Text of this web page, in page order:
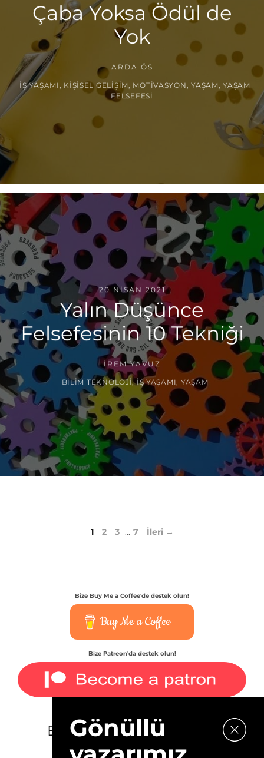
Çaba Yoksa Ödül de
Yok
ARDA ÖS
İŞ YAŞAMI KIŞISEL GELIŞIM MOTIVASYON ,YAŞAM ,YAŞAM
FELSEFESI
20 NISAN 2021
Yalın Düşünce
Felsefesinin 10 Tekniği
İREM YAVUZ
BILIM TEKNOLOJI,İŞ YAŞAMI YAŞAM
1 2 3 ... 7 İleri →
Bize Buy Me a Coffee'de destek olun!
Buy Me a Coffee
Bize Patreon'da destek olun!
E-bültenimize kaydolun.
Gönüllü